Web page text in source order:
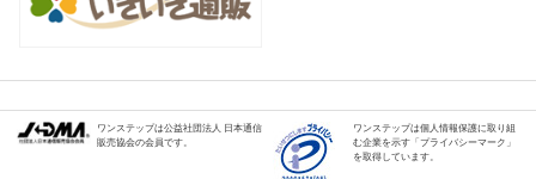
ワンステップは公益社団法人 日本通信
販売協会の会員です。
ワンステップは個人情報保護に取り組
む企業を示す「プライバシーマーク」
を取得しています。